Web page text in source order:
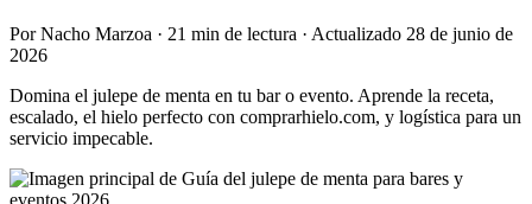
PorNacho Marzoa · 21 min de lectura · Actualizado 28 de junio de
2026
Domina el julepe de menta en tu bar o evento. Aprende la receta,
escalado, el hielo perfecto con comprarhielo.com, y logística para un
servicio impecable.